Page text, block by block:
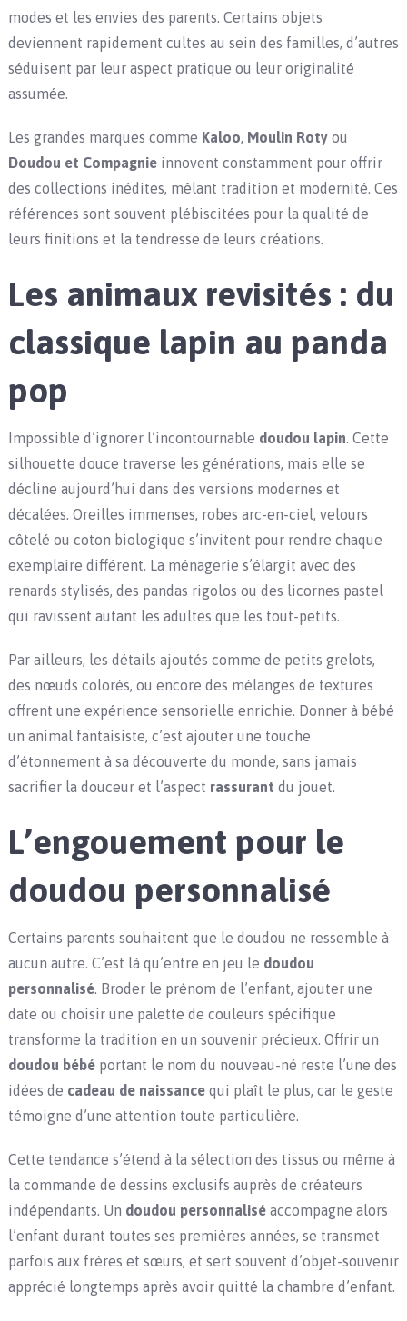
modes et les envies des parents. Certains objets
deviennent rapidement cultes au sein des familles, d’autres
séduisent par leur aspect pratique ou leur originalité
assumée.
Les grandes marques comme Kaloo, Moulin Rotyou
Doudou et Compagnieinnovent constamment pour offrir
des collections inédites, mêlant tradition et modernité. Ces
références sont souvent plébiscitées pour la qualité de
leurs finitions et la tendresse de leurs créations.
Les animaux revisités : du
classique lapin au panda
pop
Impossible d’ignorer l’incontournable doudou lapin. Cette
silhouette douce traverse les générations, mais elle se
décline aujourd’hui dans des versions modernes et
décalées. Oreilles immenses, robes arc-en-ciel, velours
côtelé ou coton biologique s’invitent pour rendre chaque
exemplaire différent. La ménagerie s’élargit avec des
renards stylisés, des pandas rigolos ou des licornes pastel
qui ravissent autant les adultes que les tout-petits.
Par ailleurs, les détails ajoutés comme de petits grelots,
des nœuds colorés, ou encore des mélanges de textures
offrent une expérience sensorielle enrichie. Donner à bébé
un animal fantaisiste, c’est ajouter une touche
d’étonnement à sa découverte du monde, sans jamais
sacrifier la douceur et l’aspect rassurant du jouet.
L’engouement pour le
doudou personnalisé
Certains parents souhaitent que le doudou ne ressemble à
aucun autre. C’est là qu’entre en jeu le doudou
personnalisé. Broder le prénom de l’enfant, ajouter une
date ou choisir une palette de couleurs spécifique
transforme la tradition en un souvenir précieux. Offrir un
doudou bébéportant le nom du nouveau-né reste l’une des
idées de cadeau de naissancequi plaît le plus, car le geste
témoigne d’une attention toute particulière.
Cette tendance s’étend à la sélection des tissus ou même à
la commande de dessins exclusifs auprès de créateurs
indépendants. Un doudou personnaliséaccompagne alors
l’enfant durant toutes ses premières années, se transmet
parfois aux frères et sœurs, et sert souvent d’objet-souvenir
apprécié longtemps après avoir quitté la chambre d’enfant.